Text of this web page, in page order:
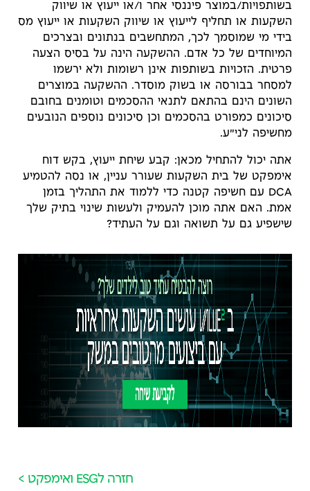
בשותפויות/במוצר פיננסי אחר ו/או ייעוץ או שיווק
השקעות או תחליף לייעוץ או שיווק השקעות או ייעוץ מס
בידי מי שמוסמך לכך, המתחשבים בנתונים ובצרכים
המיוחדים של כל אדם. ההשקעה הינה על בסיס הצעה
פרטית. הזכויות בשותפות אינן רשומות ולא ירשמו
למסחר בבורסה או בשוק מוסדר. ההשקעה במוצרים
השונים הינם בהתאם לתנאי ההסכמים וטומנים בחובם
סיכונים כמפורט בהסכמים וכן סיכונים נוספים הנובעים
מחשיפה לני"ע.
אתה יכול להתחיל מכאן: קבע שיחת ייעוץ, בקש דוח
אימפקט של בית השקעות שעורר עניין, או נסה להטמיע
DCA עם חשיפה קטנה כדי ללמוד את התהליך בזמן
אמת. האם אתה מוכן להעמיק ולעשות שינוי בתיק שלך
שישפיע גם על תשואה וגם על העתיד?
חזרה לESG ואימפקט >